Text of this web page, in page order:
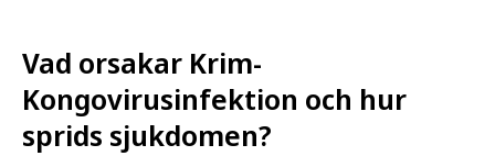
Vad orsakar Krim-
Kongovirusinfektion och hur
sprids sjukdomen?